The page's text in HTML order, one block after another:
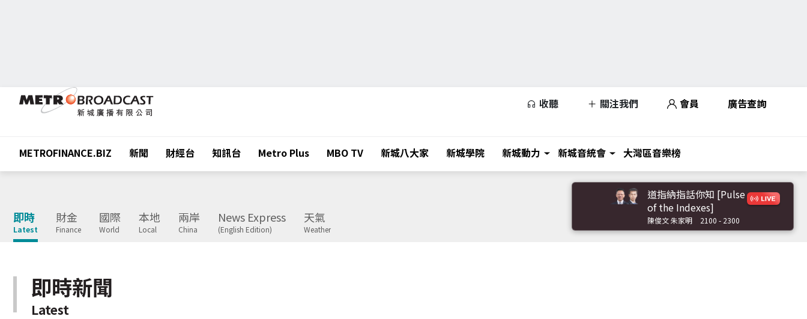
收聽 關注我們 會員 廣告查詢
METROFINANCE.BIZ 新聞 財經台 知訊台 Metro Plus MBO TV 新城八大家 新城學院 新城動力 新城音統會 大灣區音樂榜
即時
Latest
財金
Finance
國際
World
本地
Local
兩岸
China
News Express
(English Edition)
天氣
Weather
道指納指話你知 [Pulse
of the Indexes]
陳俊文 朱家明 2100 - 2300
即時新聞
Latest